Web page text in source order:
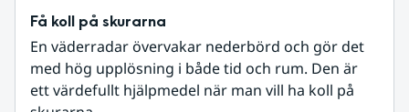
Få koll på skurarna
En väderradar övervakar nederbörd och gör det
med hög upplösning i både tid och rum. Den är
ett värdefullt hjälpmedel när man vill ha koll på